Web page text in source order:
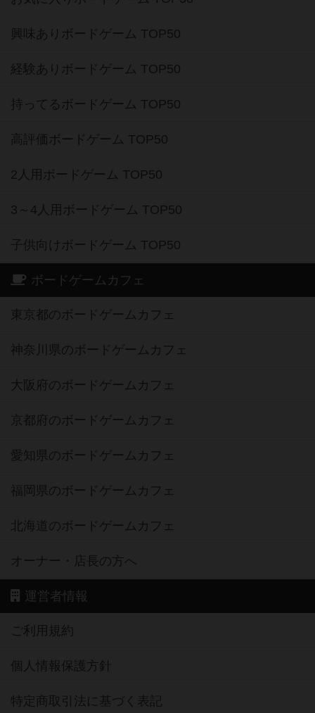
興味ありボードゲーム TOP50
経験ありボードゲーム TOP50
持ってるボードゲーム TOP50
高評価ボードゲーム TOP50
2人用ボードゲーム TOP50
3～4人用ボードゲーム TOP50
子供向けボードゲーム TOP50
ボードゲームカフェ
東京都のボードゲームカフェ
神奈川県のボードゲームカフェ
大阪府のボードゲームカフェ
京都府のボードゲームカフェ
愛知県のボードゲームカフェ
福岡県のボードゲームカフェ
北海道のボードゲームカフェ
オーナー・店長の方へ
運営者情報
ご利用規約
個人情報保護方針
特定商取引法に基づく表記